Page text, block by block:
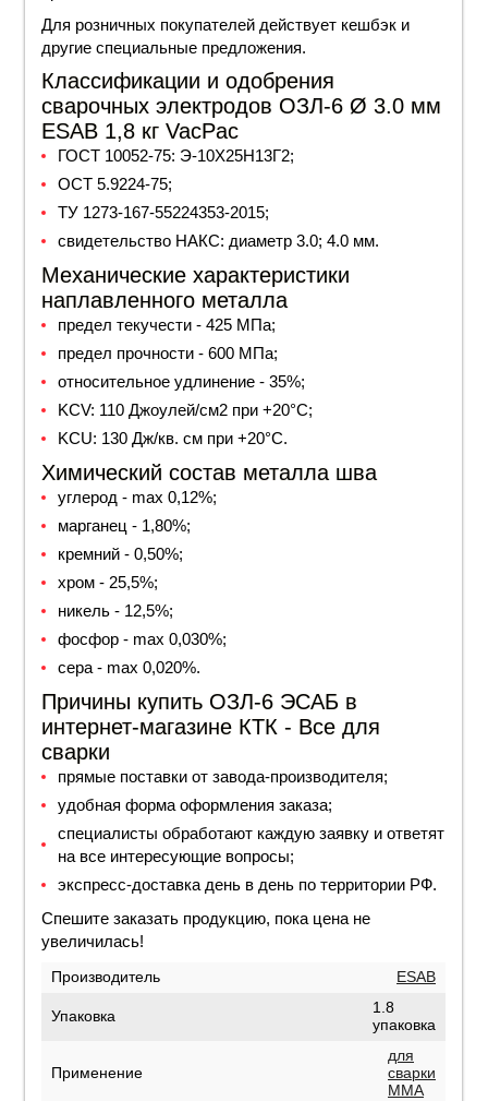
Для розничных покупателей действует кешбэк и
другие специальные предложения.
Классификации и одобрения
сварочных электродов ОЗЛ-6 Ø 3.0 мм
ESAB 1,8 кг VacPac
ГОСТ 10052-75: Э-10Х25Н13Г2;
ОСТ 5.9224-75;
ТУ 1273-167-55224353-2015;
свидетельство НАКС: диаметр 3.0; 4.0 мм.
Механические характеристики
наплавленного металла
предел текучести - 425 МПа;
предел прочности - 600 МПа;
относительное удлинение - 35%;
KCV: 110 Джоулей/см2 при +20°С;
KCU: 130 Дж/кв. см при +20°С.
Химический состав металла шва
углерод - max 0,12%;
марганец - 1,80%;
кремний - 0,50%;
хром - 25,5%;
никель - 12,5%;
фосфор - max 0,030%;
сера - max 0,020%.
Причины купить ОЗЛ-6 ЭСАБ в
интернет-магазине КТК - Все для
сварки
прямые поставки от завода-производителя;
удобная форма оформления заказа;
специалисты обработают каждую заявку и ответят
на все интересующие вопросы;
экспресс-доставка день в день по территории РФ.
Спешите заказать продукцию, пока цена не
увеличилась!
Производитель ESAB
Упаковка
1.8
упаковка
Применение
для
сварки
MMA